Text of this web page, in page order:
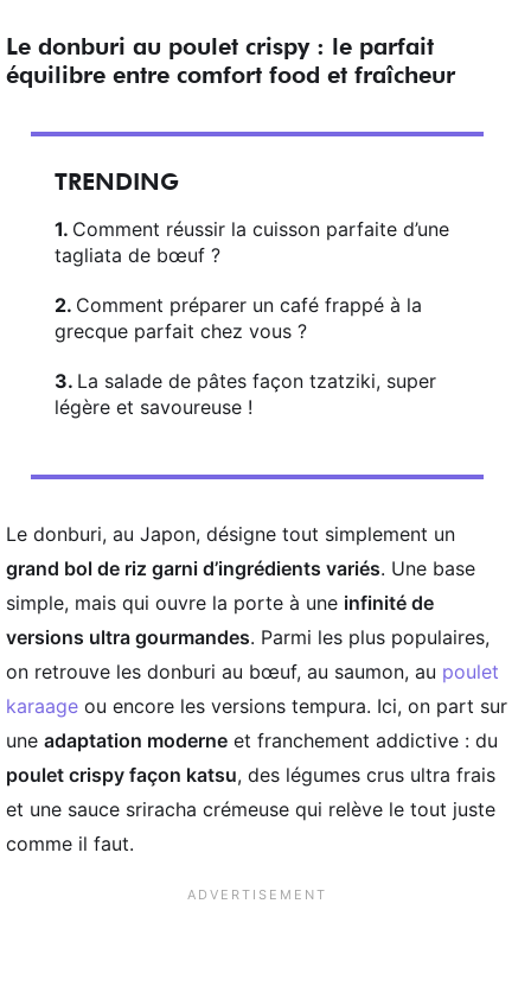
Le donburi au poulet crispy : le parfait
équilibre entre comfort food et fraîcheur
TRENDING
Comment réussir la cuisson parfaite d’une
tagliata de bœuf ?
Comment préparer un café frappé à la
grecque parfait chez vous ?
La salade de pâtes façon tzatziki, super
légère et savoureuse !
Le donburi, au Japon, désigne tout simplement un
grand bol de riz garni d’ingrédients variés. Une base
simple, mais qui ouvre la porte à une infinité de
versions ultra gourmandes. Parmi les plus populaires,
on retrouve les donburi au bœuf, au saumon, au poulet
karaage ou encore les versions tempura. Ici, on part sur
une adaptation moderne et franchement addictive : du
poulet crispy façon katsu, des légumes crus ultra frais
et une sauce sriracha crémeuse qui relève le tout juste
comme il faut.